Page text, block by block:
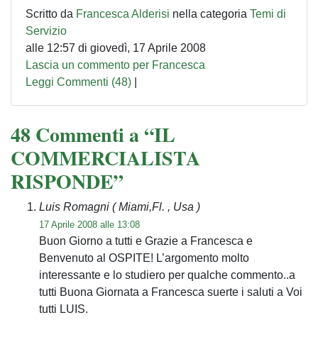
Scritto da Francesca Alderisi nella categoria Temi di
Servizio
alle 12:57 di giovedì, 17 Aprile 2008
Lascia un commento per Francesca
Leggi Commenti (48)
48 Commenti a “IL
COMMERCIALISTA
RISPONDE”
Luis Romagni ( Miami,Fl. , Usa )
17 Aprile 2008 alle 13:08
Buon Giorno a tutti e Grazie a Francesca e
Benvenuto al OSPITE! L’argomento molto
interessante e lo studiero per qualche commento..a
tutti Buona Giornata a Francesca suerte i saluti a Voi
tutti LUIS.